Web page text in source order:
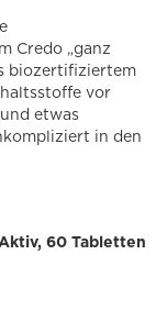
Credo „ganz
biozertifiziertem
vor
etwas
in den
60 Tabletten